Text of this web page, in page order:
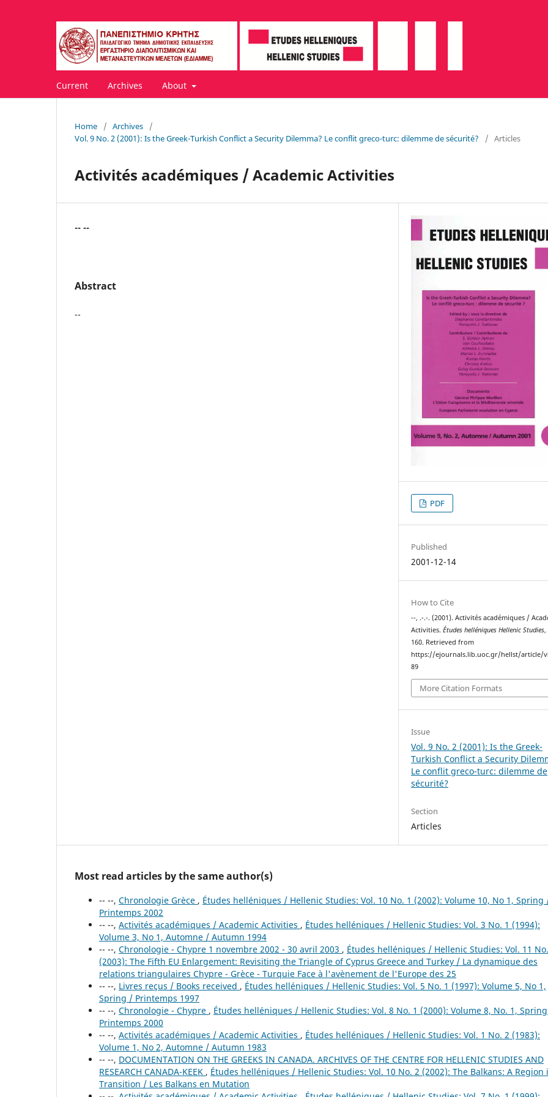
Current Archives About
Home / Archives
/
Vol. 9 No. 2 (2001): Is the Greek-Turkish Conflict a Security Dilemma? Le conflit greco-turc: dilemme de sécurité?
/ Articles
Activités académiques / Academic Activities
-- --
Abstract
--
PDF
Published
2001-12-14
How to Cite
--, .-.-. (2001). Activités académiques /
Activities.Études helléniques Hellenic Studies,
160. Retrieved from
https://ejournals.lib.uoc.gr/hellst/article/
89
More Citation Formats
Issue
Vol. 9 No. 2 (2001): Is the Greek-
Turkish Conflict a Security
Le conflit greco-turc: dilemme de
sécurité?
Section
Articles
Most read articles by the same author(s)
-- --, Chronologie Grèce , Études helléniques / Hellenic Studies: Vol. 10 No. 1 (2002): Volume 10, No 1, Spring
Printemps 2002
-- --, Activités académiques / Academic Activities , Études helléniques / Hellenic Studies: Vol. 3 No. 1 (1994):
Volume 3, No 1, Automne / Autumn 1994
-- --, Chronologie - Chypre 1 novembre 2002 - 30 avril 2003 , Études helléniques / Hellenic Studies: Vol. 11
(2003): The Fifth EU Enlargement: Revisiting the Triangle of Cyprus Greece and Turkey / La dynamique des
relations triangulaires Chypre - Grèce - Turquie Face à l'avènement de l'Europe des 25
-- --, Livres reçus / Books received , Études helléniques / Hellenic Studies: Vol. 5 No. 1 (1997): Volume 5, No 1,
Spring / Printemps 1997
-- --, Chronologie - Chypre , Études helléniques / Hellenic Studies: Vol. 8 No. 1 (2000): Volume 8, No. 1,
Printemps 2000
-- --, Activités académiques / Academic Activities , Études helléniques / Hellenic Studies: Vol. 1 No. 2 (1983):
Volume 1, No 2, Automne / Autumn 1983
-- --, DOCUMENTATION ON THE GREEKS IN CANADA. ARCHIVES OF THE CENTRE FOR HELLENIC STUDIES AND
RESEARCH CANADA-KEEK , Études helléniques / Hellenic Studies: Vol. 10 No. 2 (2002): The Balkans: A Region
Transition / Les Balkans en Mutation